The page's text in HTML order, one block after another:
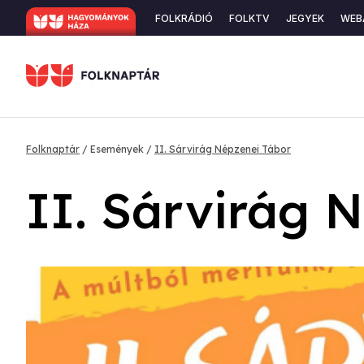
Ugrás
a
Secondary
FOLKRÁDIÓ FOLKTV JEGYEK
Morzsa
Folknaptár Események II. Sárvirág Népzenei Tábor
II. Sárvirág